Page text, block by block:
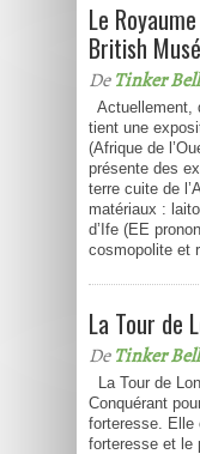
Le
British
DeTinker Bell
Actuellement,
tient une
(Afrique de
présente des
terre cuite de
matériaux :
d’Ife (EE
cosmopolite et
La Tour de
DeTinker Bell
La Tour de
Conquérant
forteresse. Elle
forteresse et le